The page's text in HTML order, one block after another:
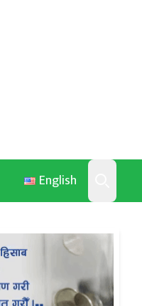
English
Search